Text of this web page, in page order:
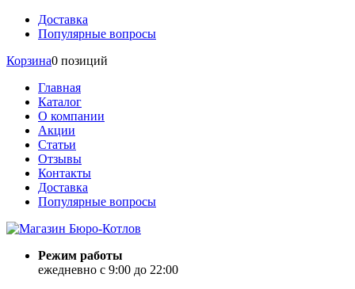
Доставка
Популярные вопросы
Корзина0 позиций
Главная
Каталог
О компании
Акции
Статьи
Отзывы
Контакты
Доставка
Популярные вопросы
Режим работы
ежедневно с 9:00 до 22:00